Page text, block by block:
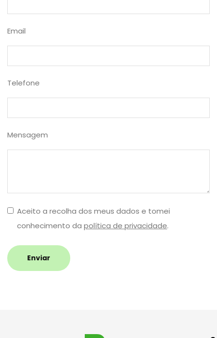
Email
Telefone
Mensagem
Aceito a recolha dos meus dados e tomei
conhecimento da política de privacidade.
Enviar